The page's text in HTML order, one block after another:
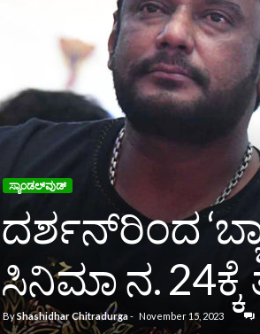
ಸ್ಯಾಂಡಲ್‌ವುಡ್‌
ದರ್ಶನ್‌ರಿಂದ
ಸಿನಿಮಾ ನ. 24ಕ್ಕೆ
ByShashidhar Chitradurga- November 15, 2023